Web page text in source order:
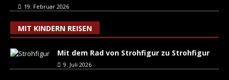
19. Februar 2026
MIT KINDERN REISEN
Mit dem Rad von Strohfigur zu Strohfigur
9. Juli 2026